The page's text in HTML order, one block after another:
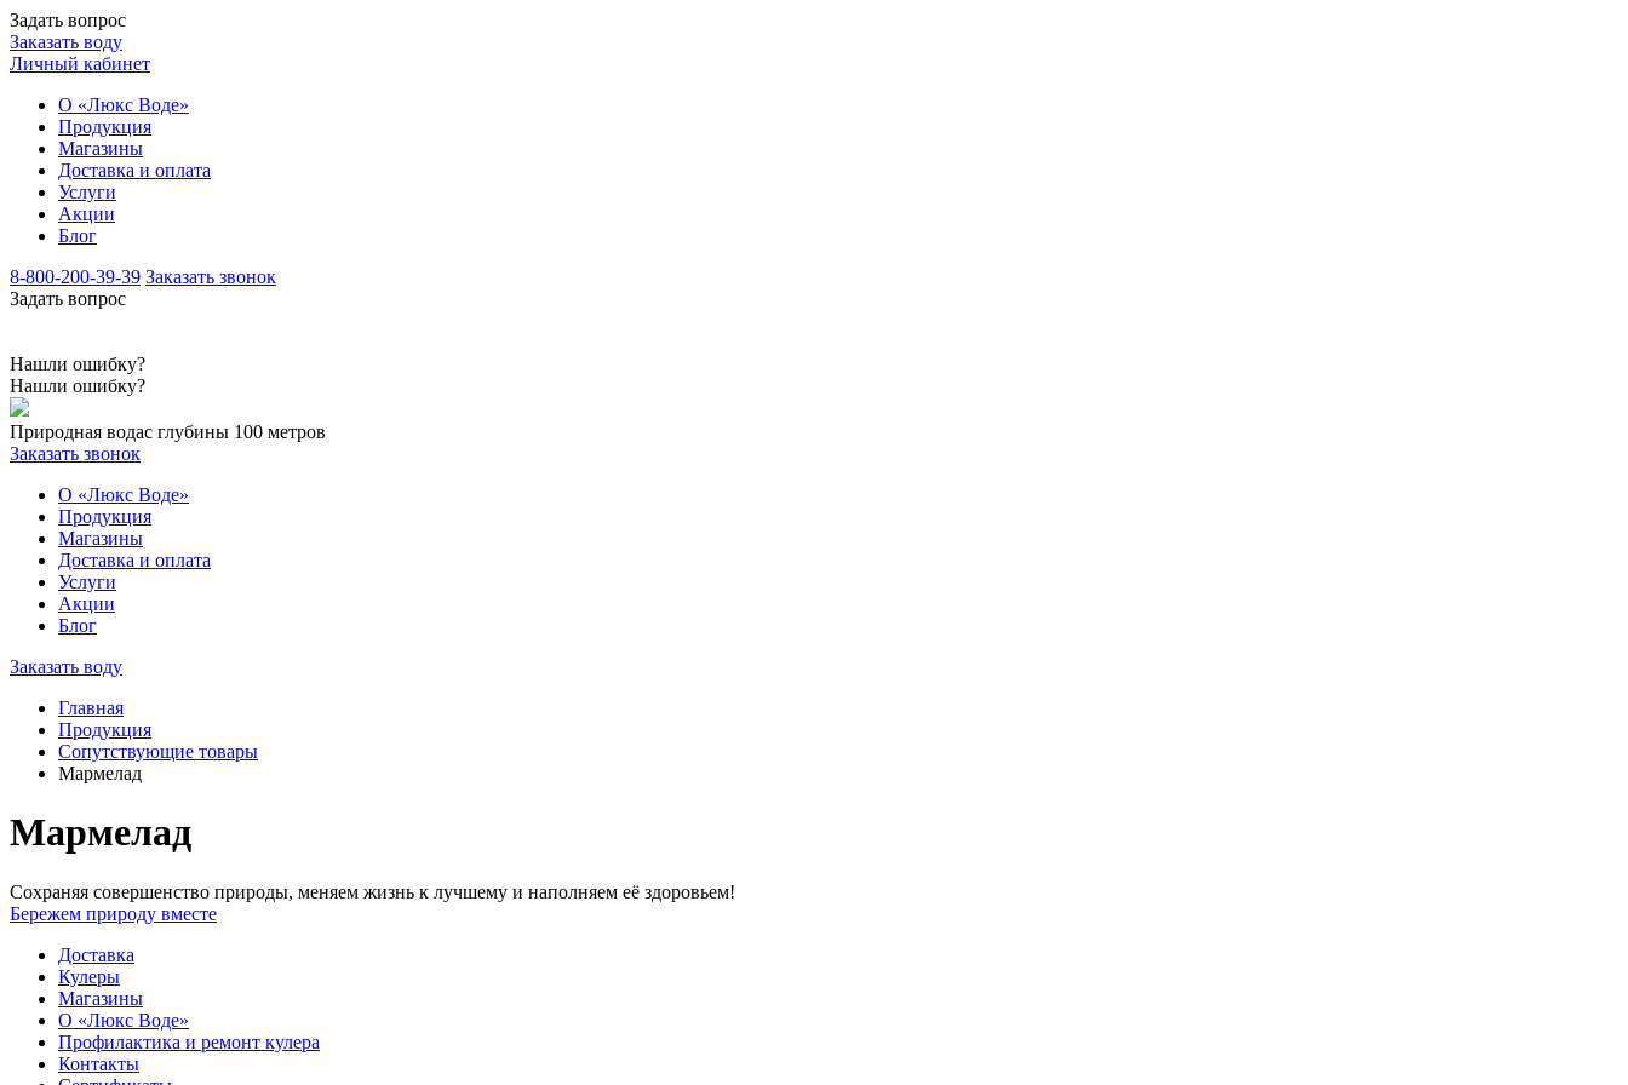
Задать вопрос
Заказать воду
Личный кабинет
О «Люкс Воде»
Продукция
Магазины
Доставка и оплата
Услуги
Акции
Блог
8-800-200-39-39 Заказать звонок
Задать вопрос
Нашли ошибку?
Нашли ошибку?
Природная водас глубины 100 метров
Заказать звонок
О «Люкс Воде»
Продукция
Магазины
Доставка и оплата
Услуги
Акции
Блог
Заказать воду
Главная
Продукция
Сопутствующие товары
Мармелад
Мармелад
Сохраняя совершенство природы, меняем жизнь к лучшему и наполняем её здоровьем!
Бережем природу вместе
Доставка
Кулеры
Магазины
О «Люкс Воде»
Профилактика и ремонт кулера
Контакты